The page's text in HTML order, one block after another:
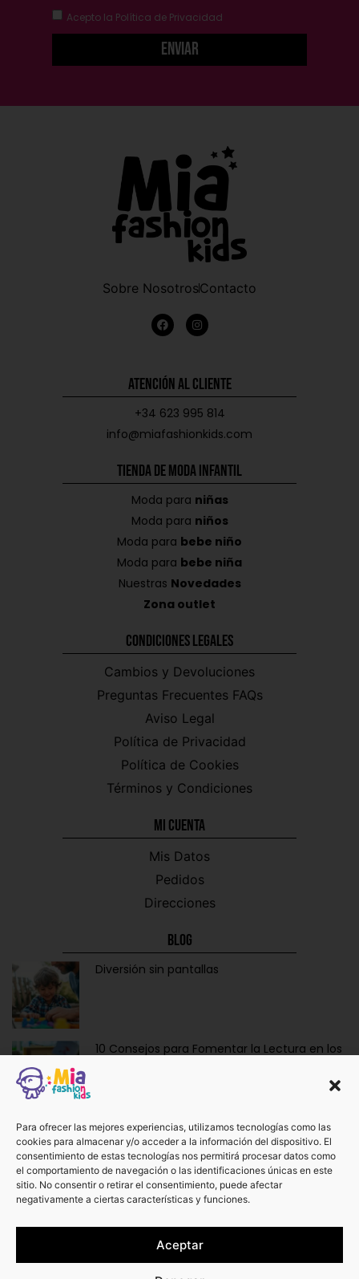
Para ofrecer las mejores experiencias, utilizamos tecnologías como las
cookies para almacenar y/o acceder a la información del dispositivo. El
consentimiento de estas tecnologías nos permitirá procesar datos como
el comportamiento de navegación o las identificaciones únicas en este
sitio. No consentir o retirar el consentimiento, puede afectar
negativamente a ciertas características y funciones.
Aceptar
Acepto la Política de Privacidad
Enviar
Sobre NosotrosContacto
Atención al Cliente
+34 623 995 814
info@miafashionkids.com
Tienda de Moda Infantil
Moda para niñas
Moda para niños
Moda para bebe niño
Moda para bebe niña
Nuestras Novedades
Zona outlet
Condiciones Legales
Cambios y Devoluciones
Preguntas Frecuentes FAQs
Aviso Legal
Política de Privacidad
Política de Cookies
Términos y Condiciones
Mi CUENTA
Mis Datos
Pedidos
Direcciones
Blog
Diversión sin pantallas
10 Consejos para Fomentar la Lectura en los
Ropa y Accesorios para Bebés Recién
Nacidos: La Dulzura de Vestir a los Más
Pequeños.
¡No te pierdas otros artículos!
Ver más